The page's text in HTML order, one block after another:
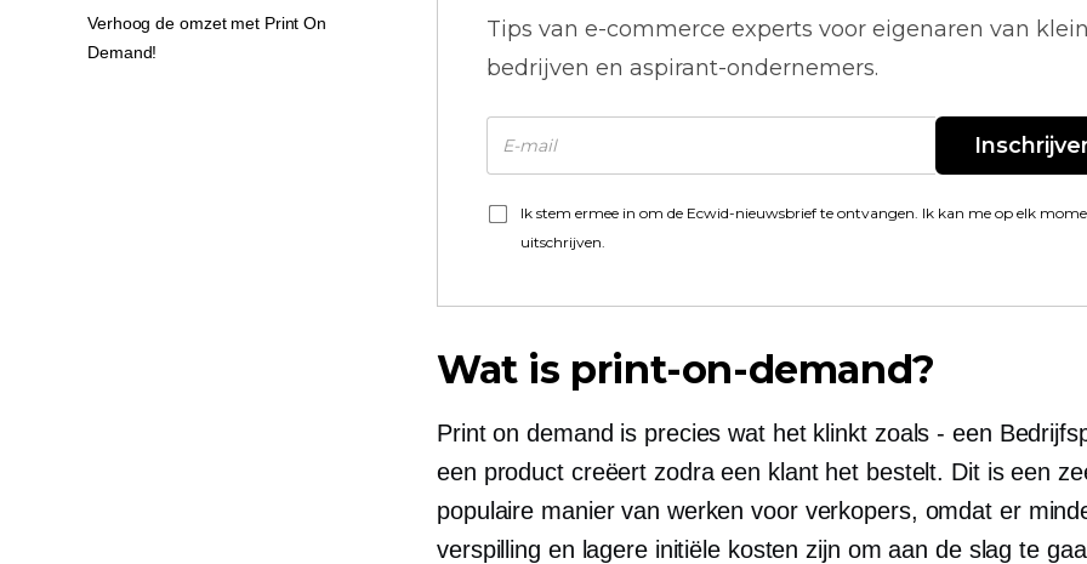
Tips van e-commerce experts voor eigenaren van
bedrijven en aspirant-ondernemers.
Ik stem ermee in om de Ecwid-nieuwsbrief te ontvangen. Ik kan me op elk
uitschrijven.
Wat is print-on-demand?
Print on demand is precies wat het klinkt zoals - een
een product creëert zodra een klant het bestelt. Dit is een
populaire manier van werken voor verkopers, omdat er
verspilling en lagere initiële kosten zijn om aan de slag te
Verhoog de omzet met Print On
Demand!